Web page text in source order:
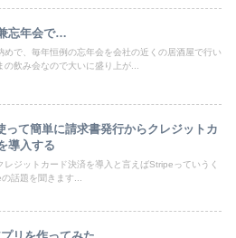
忘年会で…
めで、毎年恒例の忘年会を会社の近くの居酒屋で行い
の飲み会なので大いに盛り上が...
って簡単に請求書発行からクレジットカ
導入する
レジットカード決済を導入と言えばStripeっていうく
話題を聞きます...